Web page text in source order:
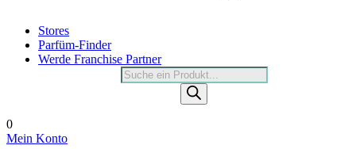
Stores
Parfüm-Finder
Werde Franchise Partner
Products
search
0
Mein Konto